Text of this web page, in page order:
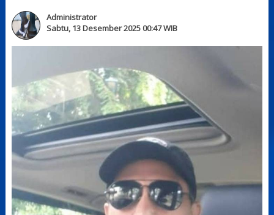
Administrator
Sabtu, 13 Desember 2025 00:47 WIB